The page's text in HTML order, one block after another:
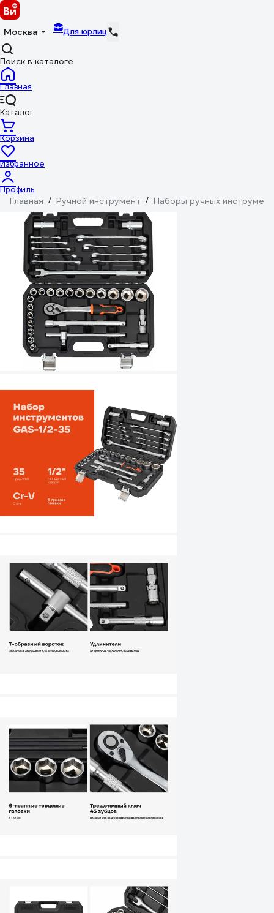
Москва Для юрлиц
Поиск в каталоге
Главная
Каталог
Корзина
Избранное
Профиль
Главная / Ручной инструмент / Наборы ручных